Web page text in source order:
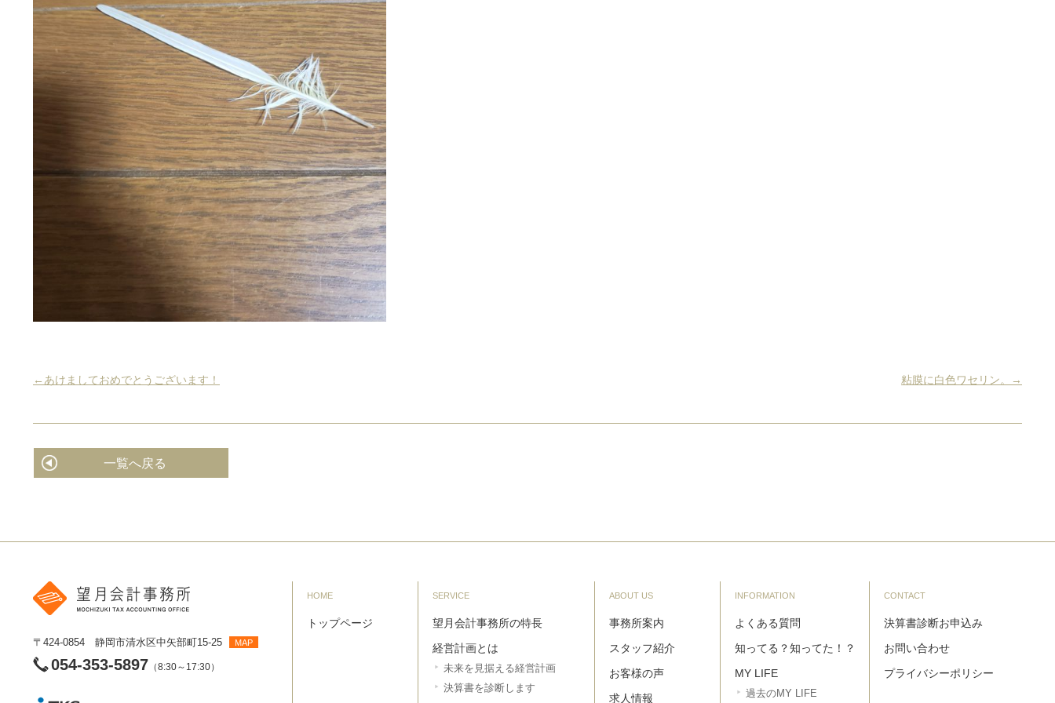
←あけましておめでとうございます！ 粘膜に白色ワセリン。→
一覧へ戻る
HOME
トップページ
SERVICE
望月会計事務所の特長
経営計画とは
未来を見据える経営計画
決算書を診断します
ABOUT US
事務所案内
スタッフ紹介
お客様の声
求人情報
INFORMATION
よくある質問
知ってる？知ってた！？
MY LIFE
過去のMY LIFE
CONTACT
決算書診断お申込み
お問い合わせ
プライバシーポリシー
〒424-0854 静岡市清水区中矢部町15-25 MAP
054-353-5897 （8:30～17:30）